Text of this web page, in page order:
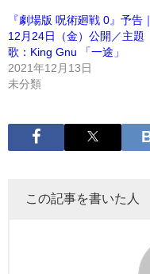
『劇場版 呪術廻戦 0』予告｜
12月24日（金）公開／主題
歌：King Gnu 「一途」
2021年12月13日
未分類
この記事を書いた人